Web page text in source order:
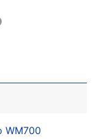
WM700